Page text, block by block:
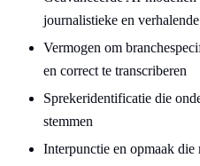
journalistieke en
Vermogen om
en correct te transcriberen
Sprekeridentificatie die
stemmen
Interpunctie en opmaak